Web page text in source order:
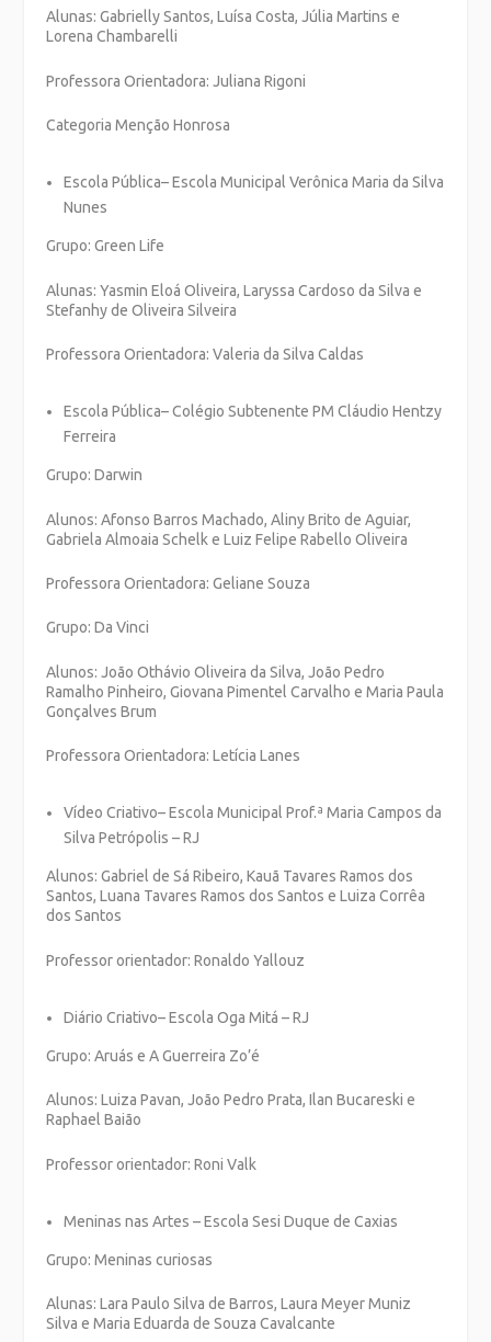
Alunas: Gabrielly Santos, Luísa Costa, Júlia Martins e
Lorena Chambarelli
Professora Orientadora: Juliana Rigoni
Categoria Menção Honrosa
Escola Pública– Escola Municipal Verônica Maria da Silva
Nunes
Grupo: Green Life
Alunas: Yasmin Eloá Oliveira, Laryssa Cardoso da Silva e
Stefanhy de Oliveira Silveira
Professora Orientadora: Valeria da Silva Caldas
Escola Pública– Colégio Subtenente PM Cláudio Hentzy
Ferreira
Grupo: Darwin
Alunos: Afonso Barros Machado, Aliny Brito de Aguiar,
Gabriela Almoaia Schelk e Luiz Felipe Rabello Oliveira
Professora Orientadora: Geliane Souza
Grupo: Da Vinci
Alunos: João Othávio Oliveira da Silva, João Pedro
Ramalho Pinheiro, Giovana Pimentel Carvalho e Maria Paula
Gonçalves Brum
Professora Orientadora: Letícia Lanes
Vídeo Criativo– Escola Municipal Prof.ª Maria Campos da
Silva Petrópolis – RJ
Alunos: Gabriel de Sá Ribeiro, Kauã Tavares Ramos dos
Santos, Luana Tavares Ramos dos Santos e Luiza Corrêa
dos Santos
Professor orientador: Ronaldo Yallouz
Diário Criativo– Escola Oga Mitá – RJ
Grupo: Aruás e A Guerreira Zo’é
Alunos: Luiza Pavan, João Pedro Prata, Ilan Bucareski e
Raphael Baião
Professor orientador: Roni Valk
Meninas nas Artes – Escola Sesi Duque de Caxias
Grupo: Meninas curiosas
Alunas: Lara Paulo Silva de Barros, Laura Meyer Muniz
Silva e Maria Eduarda de Souza Cavalcante